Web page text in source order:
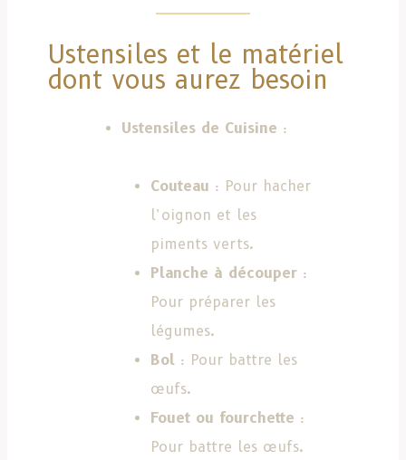
Ustensiles et le matériel
dont vous aurez besoin
Ustensiles de Cuisine :
Couteau : Pour hacher
l’oignon et les
piments verts.
Planche à découper :
Pour préparer les
légumes.
Bol : Pour battre les
œufs.
Fouet ou fourchette :
Pour battre les œufs.